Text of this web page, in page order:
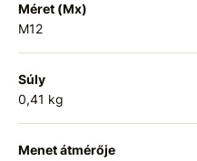
Méret (Mx)
M12
Súly
0,41 kg
Menet átmérője